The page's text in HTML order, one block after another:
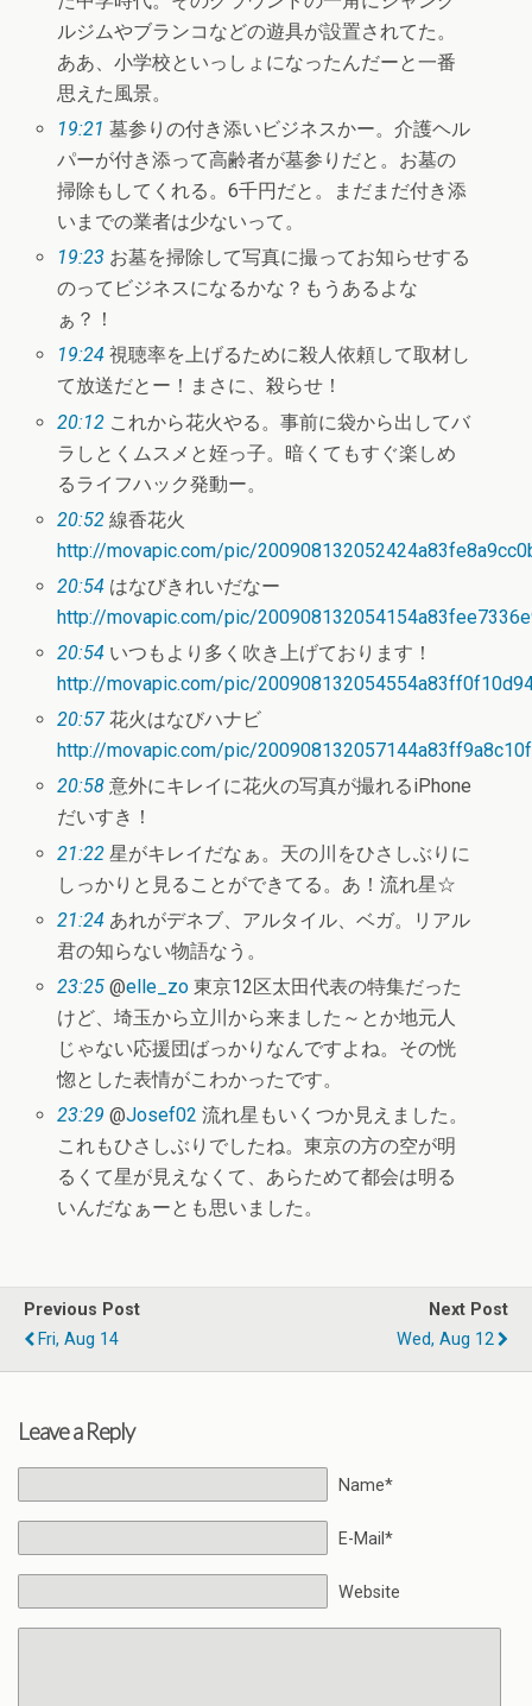
ルジムやブランコなどの遊具が設置されてた。
ああ、小学校といっしょになったんだーと一番
思えた風景。
19:21 墓参りの付き添いビジネスかー。介護ヘル
パーが付き添って高齢者が墓参りだと。お墓の
掃除もしてくれる。6千円だと。まだまだ付き添
いまでの業者は少ないって。
19:23 お墓を掃除して写真に撮ってお知らせする
のってビジネスになるかな？もうあるよな
ぁ？！
19:24 視聴率を上げるために殺人依頼して取材し
て放送だとー！まさに、殺らせ！
20:12 これから花火やる。事前に袋から出してバ
ラしとくムスメと姪っ子。暗くてもすぐ楽しめ
るライフハック発動ー。
20:52 線香花火
http://movapic.com/pic/
20:54 はなびきれいだなー
http://movapic.com/pic/
20:54 いつもより多く吹き上げております！
http://movapic.com/pic/
20:57 花火はなびハナビ
http://movapic.com/pic/200908132057144a83ff9a8c10f
20:58 意外にキレイに花火の写真が撮れるiPhone
だいすき！
21:22 星がキレイだなぁ。天の川をひさしぶりに
しっかりと見ることができてる。あ！流れ星☆
21:24 あれがデネブ、アルタイル、ベガ。リアル
君の知らない物語なう。
23:25 @elle_zo 東京12区太田代表の特集だった
けど、埼玉から立川から来ました～とか地元人
じゃない応援団ばっかりなんですよね。その恍
惚とした表情がこわかったです。
23:29 @Josef02 流れ星もいくつか見えました。
これもひさしぶりでしたね。東京の方の空が明
るくて星が見えなくて、あらためて都会は明る
いんだなぁーとも思いました。
Previous Post
Fri, Aug 14
Next Post
Wed, Aug 12
Leave a Reply
Name*
E-Mail*
Website